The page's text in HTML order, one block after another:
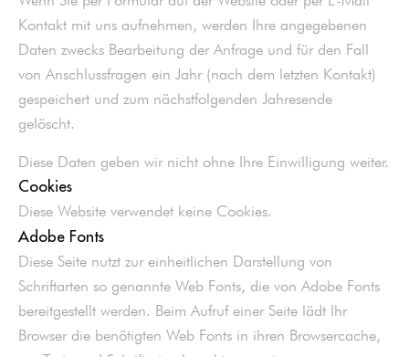
Kontakt mit uns aufnehmen, werden Ihre angegebenen
Daten zwecks Bearbeitung der Anfrage und für den Fall
von Anschlussfragen ein Jahr (nach dem letzten Kontakt)
gespeichert und zum nächstfolgenden Jahresende
gelöscht.
Diese Daten geben wir nicht ohne Ihre Einwilligung weiter.
Cookies
Diese Website verwendet keine Cookies.
Adobe Fonts
Diese Seite nutzt zur einheitlichen Darstellung von
Schriftarten so genannte Web Fonts, die von Adobe Fonts
bereitgestellt werden. Beim Aufruf einer Seite lädt Ihr
Browser die benötigten Web Fonts in ihren Browsercache,